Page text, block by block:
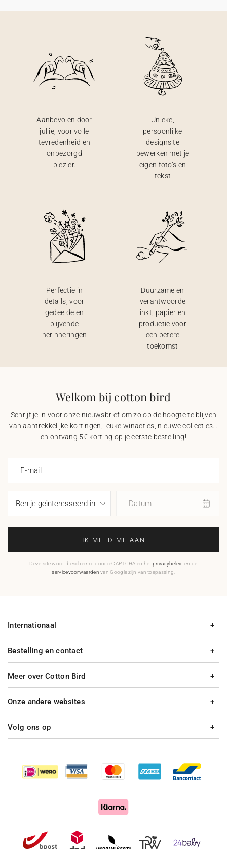
Aanbevolen door
jullie, voor volle
tevredenheid en
onbezorgd
plezier.
Unieke,
persoonlijke
designs te
bewerken met je
eigen foto’s en
tekst
Perfectie in
details, voor
gedeelde en
blijvende
herinneringen
Duurzame en
verantwoorde
inkt, papier en
productie voor
een betere
toekomst
Welkom bij cotton bird
Schrijf je in voor onze nieuwsbrief om zo op de hoogte te blijven
van aantrekkelijke kortingen, leuke winacties, nieuwe collecties…
en ontvang 5€ korting op je eerste bestelling!
E-mail
Datum
IK MELD ME AAN
Deze site wordt beschermd door reCAPTCHA en het privacybeleid en de
servicevoorwaarden van Google zijn van toepassing.
Bestelling en contact
Meer over Cotton Bird
Internationaal
Onze andere websites
Volg ons op